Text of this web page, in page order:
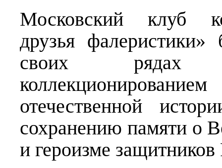
Московский клуб
друзья
своих рядах
отечественной
сохранению памяти о
и героизме